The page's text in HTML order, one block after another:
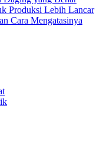
Produksi Lebih Lancar
Cara Mengatasinya